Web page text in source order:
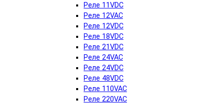
Реле 11VDC
Реле 12VAC
Реле 12VDC
Реле 18VDC
Реле 21VDC
Реле 24VAC
Реле 24VDC
Реле 48VDC
Реле 110VAC
Реле 220VAC